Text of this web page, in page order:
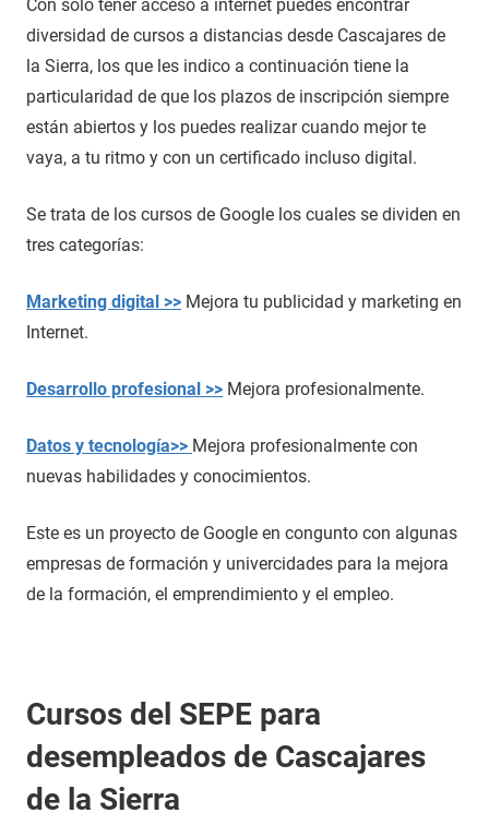
Con solo tener acceso a internet puedes encontrar
diversidad de cursos a distancias desde Cascajares de
la Sierra, los que les indico a continuación tiene la
particularidad de que los plazos de inscripción siempre
están abiertos y los puedes realizar cuando mejor te
vaya, a tu ritmo y con un certificado incluso digital.
Se trata de los cursos de Google los cuales se dividen en
tres categorías:
Marketing digital >> Mejora tu publicidad y marketing en
Internet.
Desarrollo profesional >> Mejora profesionalmente.
Datos y tecnología>> Mejora profesionalmente con
nuevas habilidades y conocimientos.
Este es un proyecto de Google en congunto con algunas
empresas de formación y univercidades para la mejora
de la formación, el emprendimiento y el empleo.
Cursos del SEPE para
desempleados de Cascajares
de la Sierra